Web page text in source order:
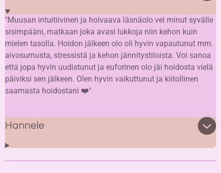
"Muusan intuitiivinen ja hoivaava läsnäolo vei minut syvälle
sisimpääni, matkaan joka avasi lukkoja niin kehon kuin
mielen tasolla. Hoidon jälkeen olo oli hyvin vapautunut mm.
aivosumusta, stressistä ja kehon jännitystiloista. Voi sanoa
että jopa hyvin uudistunut ja euforinen olo jäi hoidosta vielä
päiviksi sen jälkeen. Olen hyvin vaikuttunut ja kiitollinen
saamasta hoidostani ❤️"
Hannele